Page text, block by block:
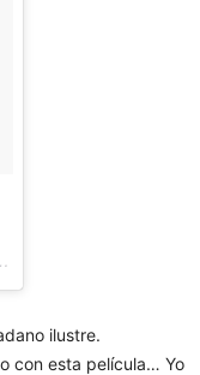
ilustre.
con esta película… Yo